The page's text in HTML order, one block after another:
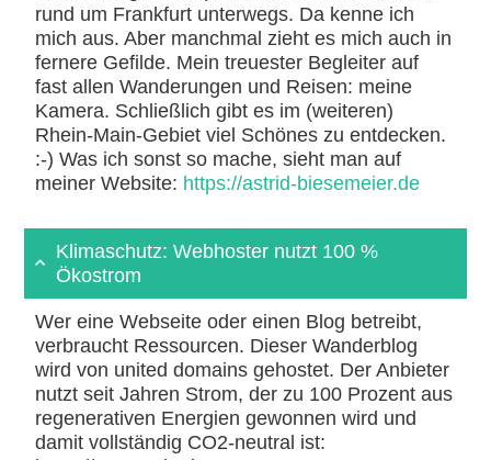
rund um Frankfurt unterwegs. Da kenne ich
mich aus. Aber manchmal zieht es mich auch in
fernere Gefilde. Mein treuester Begleiter auf
fast allen Wanderungen und Reisen: meine
Kamera. Schließlich gibt es im (weiteren)
Rhein-Main-Gebiet viel Schönes zu entdecken.
:-) Was ich sonst so mache, sieht man auf
meiner Website: https://astrid-biesemeier.de
Klimaschutz: Webhoster nutzt 100 %
Ökostrom
Wer eine Webseite oder einen Blog betreibt,
verbraucht Ressourcen. Dieser Wanderblog
wird von united domains gehostet. Der Anbieter
nutzt seit Jahren Strom, der zu 100 Prozent aus
regenerativen Energien gewonnen wird und
damit vollständig CO2-neutral ist: